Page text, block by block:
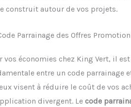
construit autour de vos projets.
Parrainage des Offres
vos économies chez King Vert, il
entre un code parrainage
visent à réduire le coût de vos
divergent. Le code